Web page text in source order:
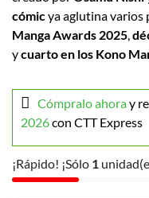
cómicya aglutina varios
Manga Awards 2025,
ycuarto en los Kono
Cómpralo ahoray
2026con CTT Express
¡Rápido! ¡Sólo 1